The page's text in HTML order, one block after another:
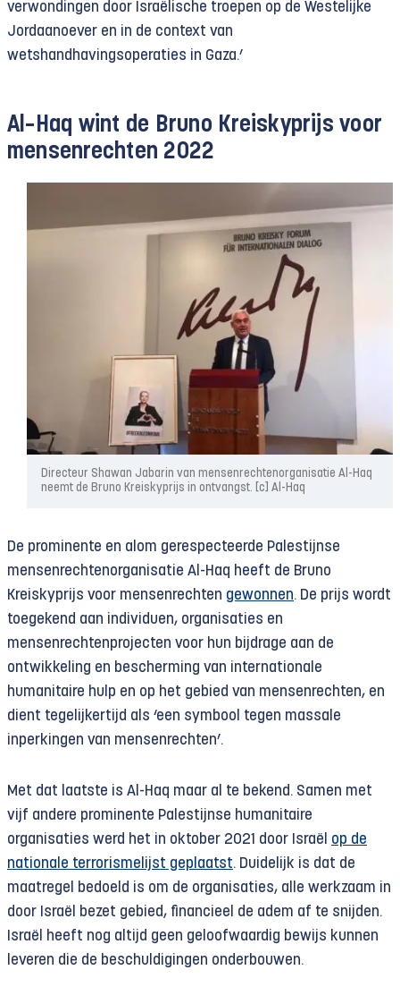
verwondingen door Israëlische troepen op de Westelijke
Jordaanoever en in de context van
wetshandhavingsoperaties in Gaza.’
Al–Haq wint de Bruno Kreiskyprijs voor
mensenrechten 2022
Directeur Shawan Jabarin van mensenrechtenorganisatie Al-Haq
neemt de Bruno Kreiskyprijs in ontvangst. [c] Al-Haq
De prominente en alom gerespecteerde Palestijnse
mensenrechtenorganisatie Al-Haq heeft de Bruno
Kreiskyprijs voor mensenrechten gewonnen. De prijs wordt
toegekend aan individuen, organisaties en
mensenrechtenprojecten voor hun bijdrage aan de
ontwikkeling en bescherming van internationale
humanitaire hulp en op het gebied van mensenrechten, en
dient tegelijkertijd als ‘een symbool tegen massale
inperkingen van mensenrechten’.
Met dat laatste is Al-Haq maar al te bekend. Samen met
vijf andere prominente Palestijnse humanitaire
organisaties werd het in oktober 2021 door Israël op de
nationale terrorismelijst geplaatst. Duidelijk is dat de
maatregel bedoeld is om de organisaties, alle werkzaam in
door Israël bezet gebied, financieel de adem af te snijden.
Israël heeft nog altijd geen geloofwaardig bewijs kunnen
leveren die de beschuldigingen onderbouwen.